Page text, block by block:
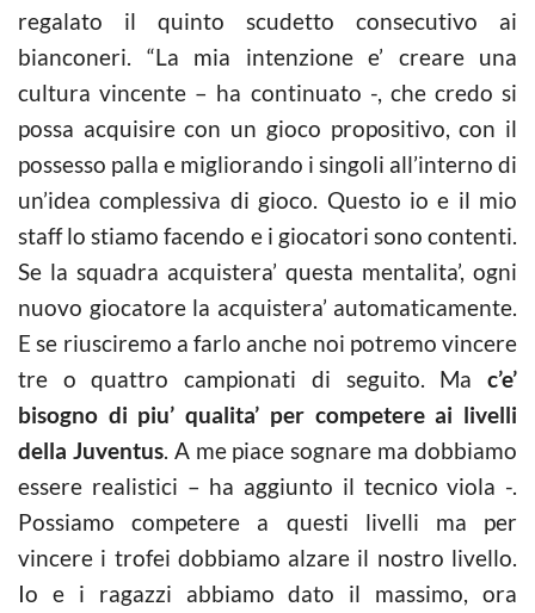
regalato il quinto scudetto consecutivo ai
bianconeri. “La mia intenzione e’ creare una
cultura vincente – ha continuato -, che credo si
possa acquisire con un gioco propositivo, con il
possesso palla e migliorando i singoli all’interno di
un’idea complessiva di gioco. Questo io e il mio
staff lo stiamo facendo e i giocatori sono contenti.
Se la squadra acquistera’ questa mentalita’, ogni
nuovo giocatore la acquistera’ automaticamente.
E se riusciremo a farlo anche noi potremo vincere
tre o quattro campionati di seguito. Ma c’e’
bisogno di piu’ qualita’ per competere ai livelli
della Juventus. A me piace sognare ma dobbiamo
essere realistici – ha aggiunto il tecnico viola -.
Possiamo competere a questi livelli ma per
vincere i trofei dobbiamo alzare il nostro livello.
Io e i ragazzi abbiamo dato il massimo, ora